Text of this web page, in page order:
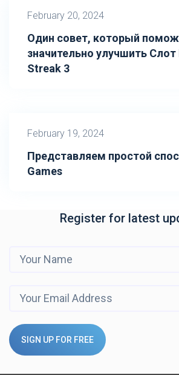
February 20, 2024
Один совет, который
значительно улучшить Слот
Streak 3
February 19, 2024
Представляем простой
Games
Register for latest
SIGN UP FOR FREE